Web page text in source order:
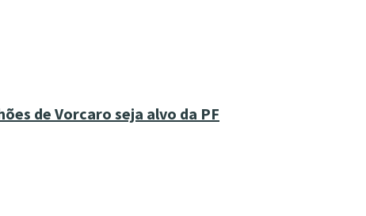
de Vorcaro seja alvo da PF